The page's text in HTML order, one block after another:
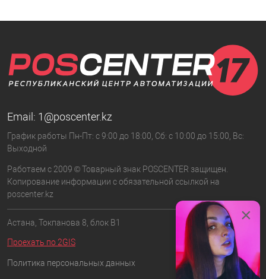
Email: 1@poscenter.kz
График работы Пн-Пт: с 9:00 до 18:00, Сб: с 10:00 до 15:00, Вс:
Выходной
Работаем с 2009 © Товарный знак POSCENTER защищен.
Копирование информации с обязательной ссылкой на
poscenter.kz
Астана, Токпанова 8, блок B1
Проехать по 2GIS
Политика персональных данных
×